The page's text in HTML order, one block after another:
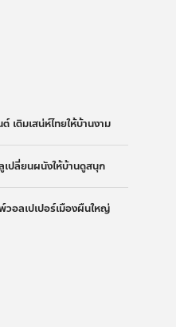
เติมเสน่ห์ไทยให้บ้านงาม
ปลี่ยนผนังให้บ้านดูสนุก
อลเปเปอร์เมืองผืนใหญ่